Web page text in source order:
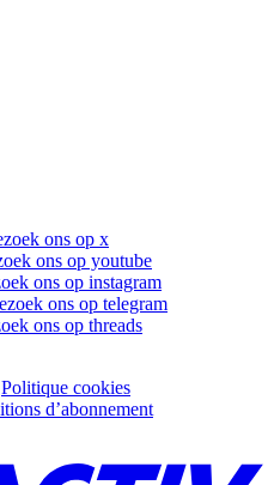
ons op x
ons op youtube
ons op instagram
ons op telegram
ons op threads
Politique cookies
d’abonnement